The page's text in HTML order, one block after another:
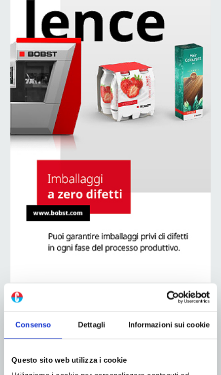
Consenso Dettagli Informazioni sui cookie
Questo sito web utilizza i cookie